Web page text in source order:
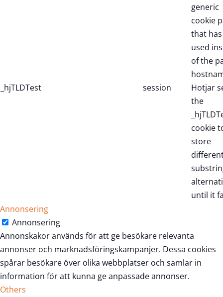
_hjTLDTest session
generic
cookie
that
used
of the
Hotjar
the
cookie
store
until it
Annonsering
Annonsering
Annonskakor används för att ge besökare relevanta
annonser och marknadsföringskampanjer. Dessa cookies
spårar besökare över olika webbplatser och samlar in
information för att kunna ge anpassade annonser.
Others